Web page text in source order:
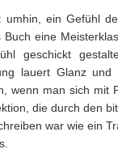
ein Gefühl
eine
geschickt
lauert Glanz
wenn man sich mit
die durch den
war wie ein